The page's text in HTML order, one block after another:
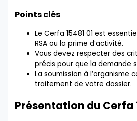
Points clés
Le Cerfa 15481 01 est
RSA ou la prime d’activité.
Vous devez respecter des
précis pour que la demande
La soumission à
traitement de votre dossier.
Présentation du Cerfa